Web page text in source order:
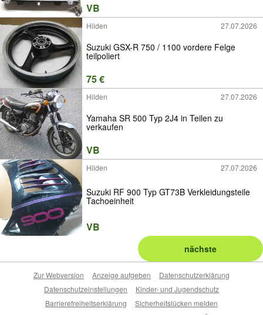
VB
Hilden 27.07.2026
Suzuki GSX-R 750 / 1100 vordere Felge
teilpoliert
75 €
Hilden 27.07.2026
Yamaha SR 500 Typ 2J4 in Teilen zu
verkaufen
VB
Hilden 27.07.2026
Suzuki RF 900 Typ GT73B Verkleidungsteile
Tachoeinheit
VB
nächste
Zur Webversion Anzeige aufgeben
Datenschutzerklärung
Datenschutzeinstellungen
Kinder- und Jugendschutz
Barrierefreiheitserklärung
Sicherheitslücken melden